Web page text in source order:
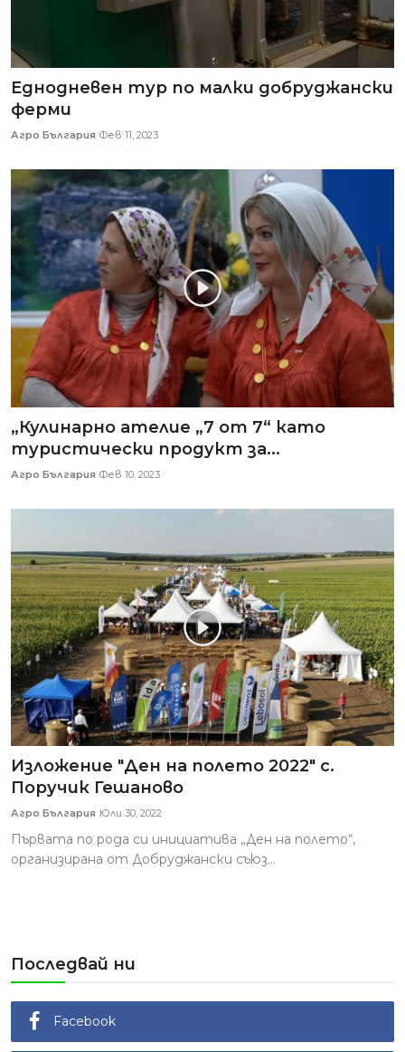
Eднодневен тур по малки добруджански
ферми
Агро България Фев 11, 2023
„Кулинарно ателие „7 от 7“ като
туристически продукт за...
Агро България Фев 10, 2023
Изложение "Ден на полето 2022" с.
Поручик Гешаново
Агро България Юли 30, 2022
Първата по рода си инициатива „Ден на полето“,
организирана от Добруджански съюз...
Последвай ни
Facebook